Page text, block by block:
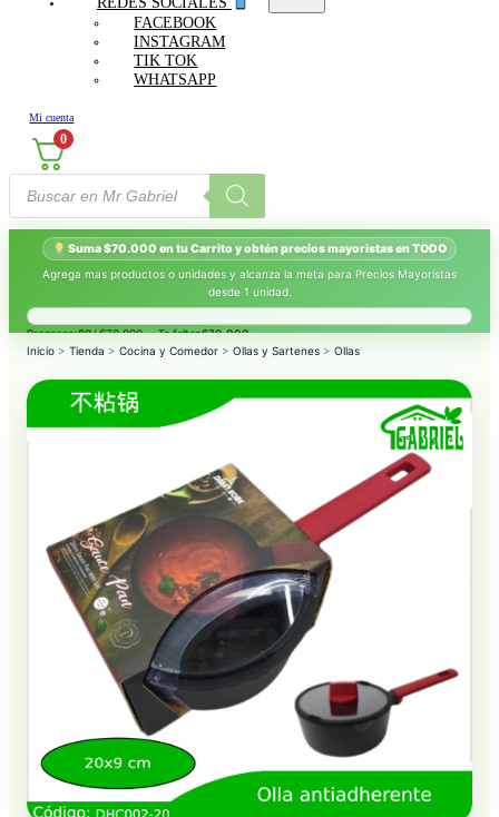
FACEBOOK
INSTAGRAM
TIK TOK
WHATSAPP
Mi cuenta
0
Búsqueda
productos
Suma $70.000 en tu Carrito y obtén precios mayoristas en TODO
Agrega mas productos o unidades y alcanza la meta para Precios Mayoristas
desde 1 unidad.
Progreso:$0/ $70.000 — Te faltan$70.000.
Inicio > Tienda > Cocina y Comedor > Ollas y Sartenes > Ollas